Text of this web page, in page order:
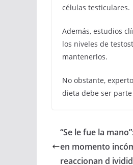
células testiculares.
Además, estudios
los niveles de
mantenerlos.
No obstante,
dieta debe ser
“Se le fue la
en momento
reaccionan d